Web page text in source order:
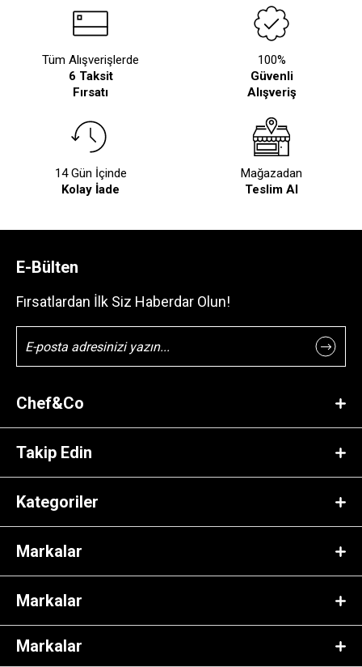
Tüm Alışverişlerde
6 Taksit
Fırsatı
100%
Güvenli
Alışveriş
14 Gün İçinde
Kolay İade
Mağazadan
Teslim Al
E-Bülten
Fırsatlardan İlk Siz Haberdar Olun!
Chef&Co
Takip Edin
Kategoriler
Markalar
Markalar
Markalar